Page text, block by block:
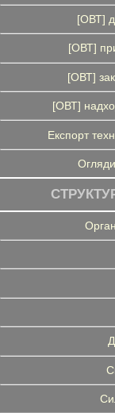
[ОВТ]
[ОВТ]
[ОВТ]
[ОВТ]
Експорт